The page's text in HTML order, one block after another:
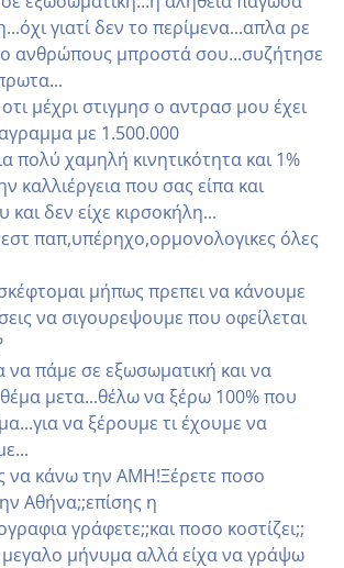
γιατί δεν το περίμενα...απλα ρε
ανθρώπους μπροστά σου...συζήτησε
μέχρι στιγμησ ο αντρασ μου έχει
με 1.500.000
πολύ χαμηλή κινητικότητα και 1%
καλλιέργεια που σας είπα και
δεν είχε κιρσοκήλη...
παπ,υπέρηχο,ορμονολογικες όλες
μήπως πρεπει να κάνουμε
να σιγουρεψουμε που οφείλεται
να πάμε σε εξωσωματική και να
μετα...θέλω να ξέρω 100% που
να ξέρουμε τι έχουμε να
να κάνω την ΑΜΗ!Ξέρετε ποσο
Αθήνα;;επίσης η
γράφετε;;και ποσο κοστίζει;;
μήνυμα αλλά είχα να γράψω